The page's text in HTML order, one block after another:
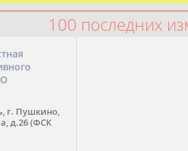
100 последних
г. Пушкино,
д.26 (ФСК